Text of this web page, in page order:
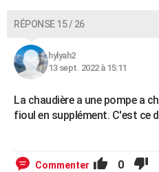
RÉPONSE 15 / 26
hylyah2
13 sept. 2022 à 15:11
La chaudière a une pompe a
fioul en supplément. C'est ce
Commenter 0